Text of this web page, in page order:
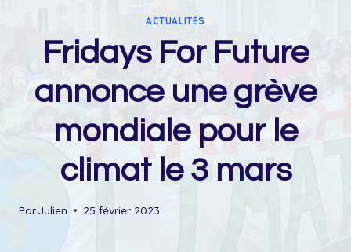
ACTUALITÉS
Fridays For Future
annonce une grève
mondiale pour le
climat le 3 mars
ParJulien 25 février 2023